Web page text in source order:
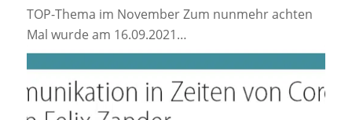
TOP-Thema im November Zum nunmehr achten
Mal wurde am 16.09.2021…